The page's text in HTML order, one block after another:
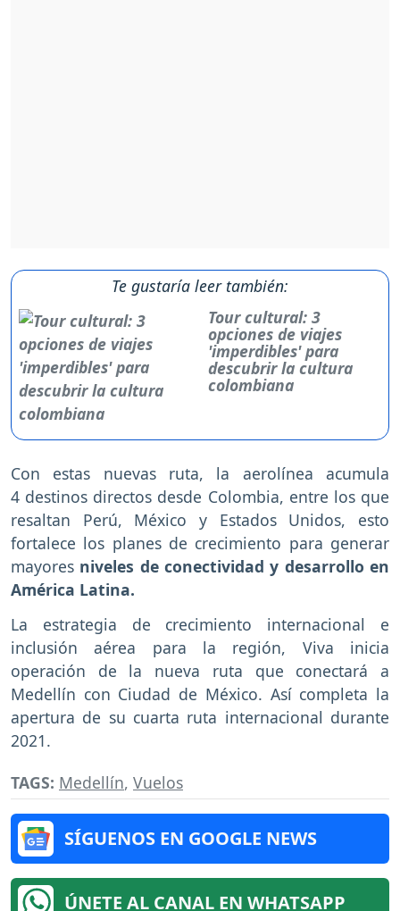
Te gustaría leer también:
Tour cultural: 3
opciones de viajes
'imperdibles' para
descubrir la cultura
colombiana
Con estas nuevas ruta, la aerolínea acumula
4 destinos directos desde Colombia, entre los que
resaltan Perú, México y Estados Unidos, esto
fortalece los planes de crecimiento para generar
mayores niveles de conectividad y desarrollo en
América Latina.
La estrategia de crecimiento internacional e
inclusión aérea para la región, Viva inicia
operación de la nueva ruta que conectará a
Medellín con Ciudad de México. Así completa la
apertura de su cuarta ruta internacional durante
2021.
TAGS: Medellín, Vuelos
SÍGUENOS EN GOOGLE NEWS
ÚNETE AL CANAL EN WHATSAPP